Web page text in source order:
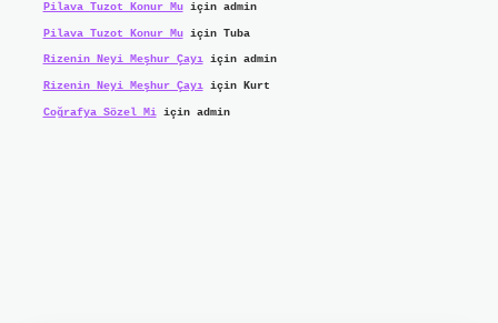
Pilava Tuzot Konur Muiçin admin
Pilava Tuzot Konur Muiçin Tuba
Rizenin Neyi Meşhur Çayıiçin admin
Rizenin Neyi Meşhur Çayıiçin Kurt
Coğrafya Sözel Miiçin admin